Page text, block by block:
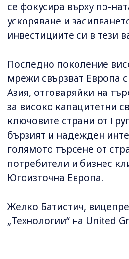
се фокусира върху по-
ускоряване и
инвестициите си в тези
Последно поколение
мрежи свързват Европа
Азия, отговаряйки на
за високо капацитетни
ключовите страни от
бързият и надежден
голямото търсене от
потребители и бизнес
Югоизточна Европа.
Желко Батистич,
„Технологии“ на United